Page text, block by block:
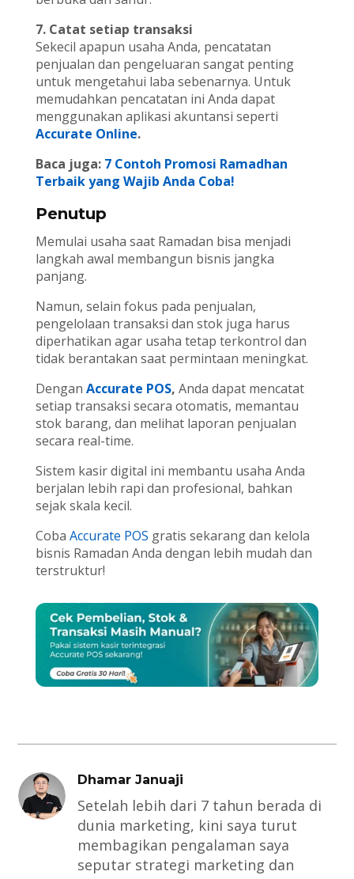
7. Catat setiap transaksi
Sekecil apapun usaha Anda, pencatatan
penjualan dan pengeluaran sangat penting
untuk mengetahui laba sebenarnya. Untuk
memudahkan pencatatan ini Anda dapat
menggunakan aplikasi akuntansi seperti
Accurate Online.
Baca juga: 7 Contoh Promosi Ramadhan
Terbaik yang Wajib Anda Coba!
Penutup
Memulai usaha saat Ramadan bisa menjadi
langkah awal membangun bisnis jangka
panjang.
Namun, selain fokus pada penjualan,
pengelolaan transaksi dan stok juga harus
diperhatikan agar usaha tetap terkontrol dan
tidak berantakan saat permintaan meningkat.
Dengan Accurate POS, Anda dapat mencatat
setiap transaksi secara otomatis, memantau
stok barang, dan melihat laporan penjualan
secara real-time.
Sistem kasir digital ini membantu usaha Anda
berjalan lebih rapi dan profesional, bahkan
sejak skala kecil.
Coba Accurate POS gratis sekarang dan kelola
bisnis Ramadan Anda dengan lebih mudah dan
terstruktur!
Dhamar Januaji
Setelah lebih dari 7 tahun berada di
dunia marketing, kini saya turut
membagikan pengalaman saya
seputar strategi marketing dan